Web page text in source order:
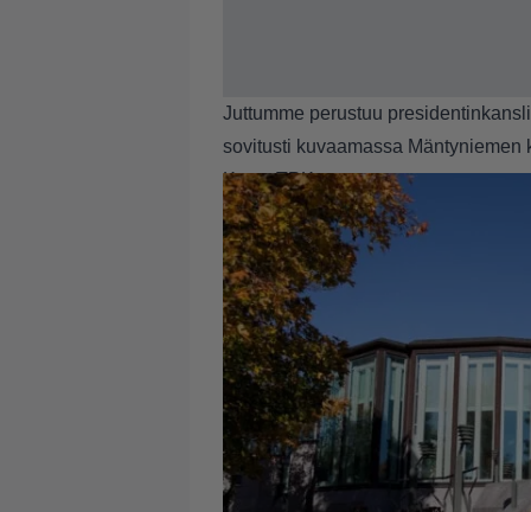
Juttumme perustuu
sovitusti kuvaamassa Mäntyniemen
Kuva: TPK